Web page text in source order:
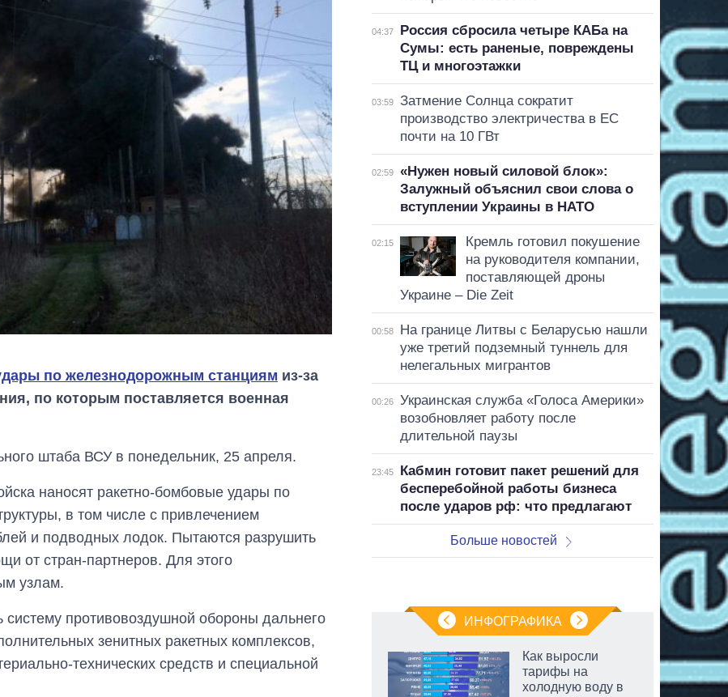
по железнодорожным станциям из-за
по которым поставляется военная
штаба ВСУ в понедельник, 25 апреля.
наносят ракетно-бомбовые удары по
в том числе с привлечением
и подводных лодок. Пытаются разрушить
от стран-партнеров. Для этого
узлам.
систему противовоздушной обороны дальнего
зенитных ракетных комплексов,
технических средств и специальной
04:37
Россия сбросила четыре КАБа на
Сумы: есть раненые, повреждены
ТЦ и многоэтажки
03:59
Затмение Солнца сократит
производство электричества в ЕС
почти на 10 ГВт
02:59
«Нужен новый силовой блок»:
Залужный объяснил свои слова о
вступлении Украины в НАТО
02:15
Кремль готовил покушение
на руководителя компании,
поставляющей дроны
Украине – Die Zeit
00:58
На границе Литвы с Беларусью нашли
уже третий подземный туннель для
нелегальных мигрантов
00:26
Украинская служба «Голоса Америки»
возобновляет работу после
длительной паузы
23:45
Кабмин готовит пакет решений для
бесперебойной работы бизнеса
после ударов рф: что предлагают
Больше новостей
ИНФОГРАФИКА
массированных
Как выросли
тарифы на
холодную воду в